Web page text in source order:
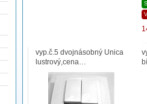
vyp.č.5 dvojnásobný Unica
lustrový,cena…